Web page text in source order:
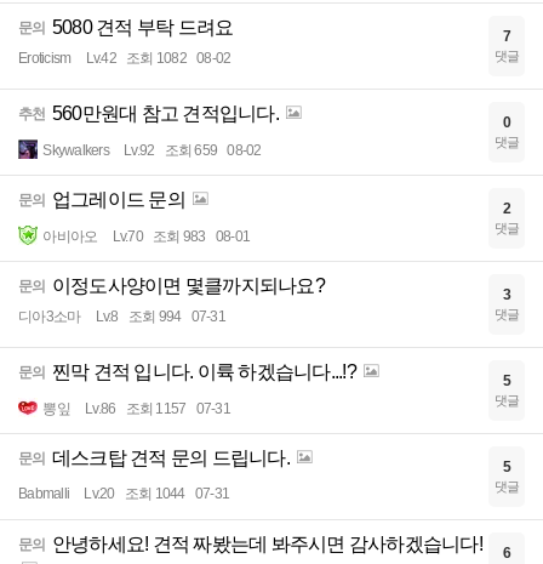
문의 5080 견적 부탁 드려요
Eroticism Lv.42 조회 1082 08-02
7
댓글
추천 560만원대 참고 견적입니다.
Skywalkers Lv.92 조회 659 08-02
0
댓글
문의 업그레이드 문의
아비아오 Lv.70 조회 983 08-01
2
댓글
문의 이정도사양이면 몇클까지되나요?
디아3소마 Lv.8 조회 994 07-31
3
댓글
문의 찐막 견적 입니다. 이륙 하겠습니다...!?
뽕잎 Lv.86 조회 1157 07-31
5
댓글
문의 데스크탑 견적 문의 드립니다.
Babmalli Lv.20 조회 1044 07-31
5
댓글
문의 안녕하세요! 견적 짜봤는데 봐주시면 감사하겠습니다! 6